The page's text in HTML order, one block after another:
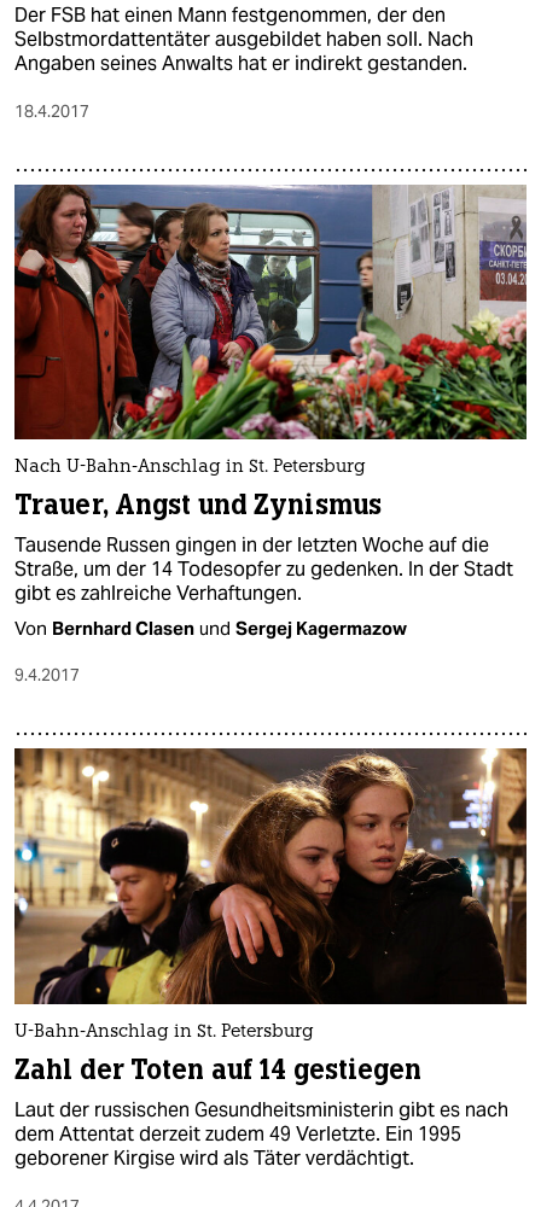
Der FSB hat einen Mann festgenommen, der den
Selbstmordattentäter ausgebildet haben soll. Nach
Angaben seines Anwalts hat er indirekt gestanden.
18.4.2017
Nach U-Bahn-Anschlag in St. Petersburg
Trauer, Angst und Zynismus
Tausende Russen gingen in der letzten Woche auf die
Straße, um der 14 Todesopfer zu gedenken. In der Stadt
gibt es zahlreiche Verhaftungen.
Von Bernhard Clasen und Sergej Kagermazow
9.4.2017
U-Bahn-Anschlag in St. Petersburg
Zahl der Toten auf 14 gestiegen
Laut der russischen Gesundheitsministerin gibt es nach
dem Attentat derzeit zudem 49 Verletzte. Ein 1995
geborener Kirgise wird als Täter verdächtigt.